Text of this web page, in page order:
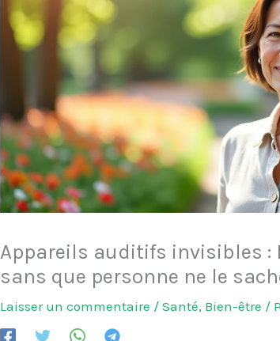
Appareils auditifs invisibles :
sans que personne ne le
Laisser un commentaire /Santé, Bien-être /